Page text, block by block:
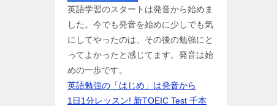
英語学習のスタートは発音から始めま
した。今でも発音を始めに少しでも気
にしてやったのは、その後の勉強にと
ってよかったと感じてます。発音は始
めの一歩です。
英語勉強の「はじめ」は発音から
1日1分レッスン! 新TOEIC Test 千本